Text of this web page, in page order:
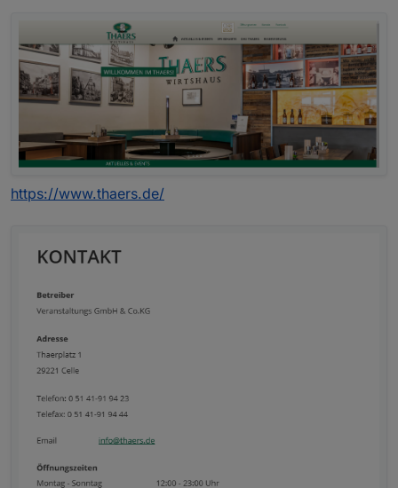
https://www.thaers.de/